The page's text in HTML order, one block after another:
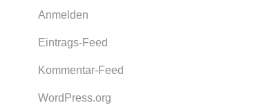
Anmelden
Eintrags-Feed
Kommentar-Feed
WordPress.org